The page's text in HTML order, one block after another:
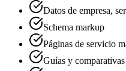
Datos de empresa,
Schema markup
Páginas de servicio
Guías y